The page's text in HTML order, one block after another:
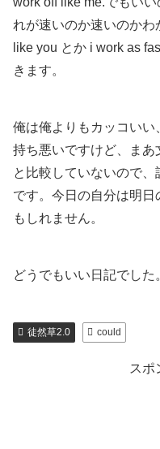
れが速いのか速いのか
like you とか i work as
きます。
俺は俺よりもカッコい
持ち悪いですけど、ま
と比較していないので
です。今日の自分は明
もしれません。
どうでもいい日記でした
徒然草2.0 could
スポ